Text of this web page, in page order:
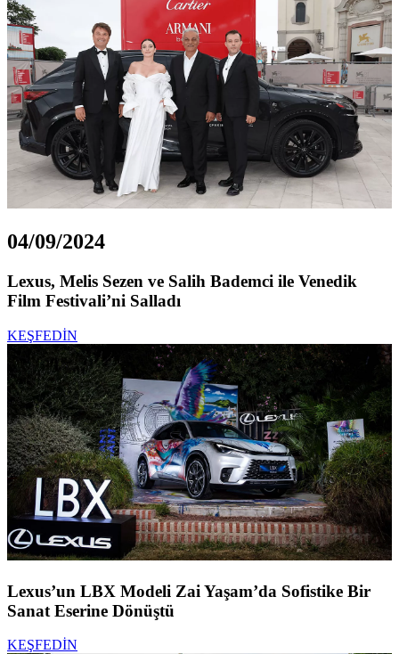
04/09/2024
Lexus, Melis Sezen ve Salih Bademci ile Venedik
Film Festivali’ni Salladı
KEŞFEDİN
Lexus’un LBX Modeli Zai Yaşam’da Sofistike Bir
Sanat Eserine Dönüştü
KEŞFEDİN